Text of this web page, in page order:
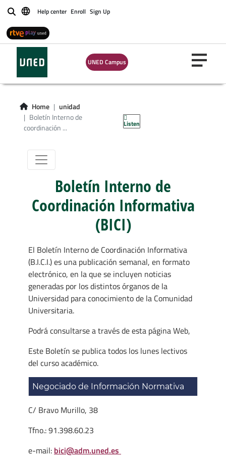
BuscarHelp center Enroll Sign Up
UNED Campus
Home
unidad
Boletín Interno de
coordinación ...
Listen
Boletín Interno
de coordinación
Informativa (BICI)
Boletín Interno de
Coordinación Informativa
(BICI)
El Boletín Interno de Coordinación Informativa
(B.I.C.I.) es una publicación semanal, en formato
electrónico, en la que se incluyen noticias
generadas por los distintos órganos de la
Universidad para conocimiento de la Comunidad
Universitaria.
Podrá consultarse a través de esta página Web,
Este Boletín se publica todos los lunes lectivos
del curso académico.
Negociado de Información Normativa
C/ Bravo Murillo, 38
Tfno.: 91.398.60.23
e-mail: bici@adm.uned.es